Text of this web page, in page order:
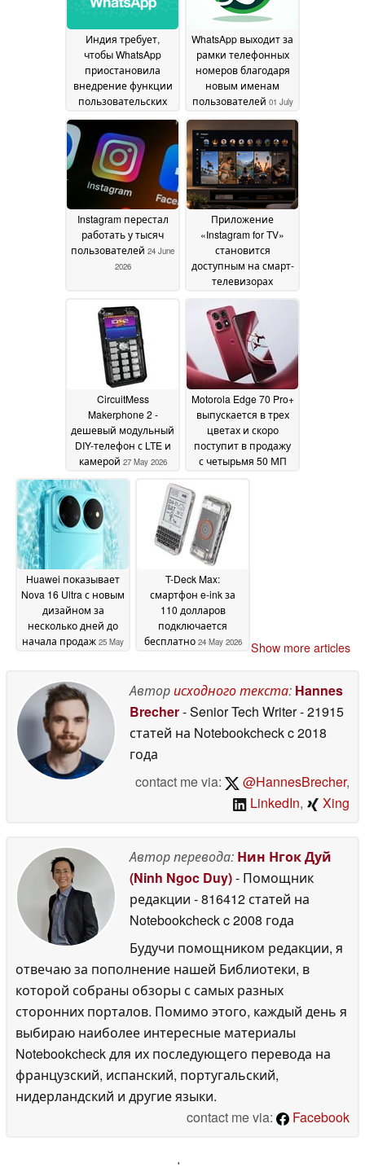
Индия требует,
чтобы WhatsApp
приостановила
внедрение функции
пользовательских
03 July 2026
WhatsApp выходит за
рамки телефонных
номеров благодаря
новым именам
пользователей 01 July
2026
Instagram перестал
работать у тысяч
пользователей 24 June
2026
Приложение
«Instagram for TV»
становится
доступным на смарт-
телевизорах
23
June 2026
CircuitMess
Makerphone 2 -
дешевый модульный
DIY-телефон с LTE и
камерой 27 May 2026
Motorola Edge 70 Pro+
выпускается в трех
цветах и скоро
поступит в продажу
с четырьмя 50 МП
Huawei показывает
Nova 16 Ultra с новым
дизайном за
несколько дней до
начала продаж 25 May
T-Deck Max:
смартфон e-ink за
110 долларов
подключается
бесплатно 24 May 2026 Show more articles
Авторисходного текста: Hannes
Brecher- Senior Tech Writer- 21915
статей на Notebookcheckc 2018
года
contact me via:
@HannesBrecher,
LinkedIn, Xing
Автор перевода: Нин Нгок Дуй
(Ninh Ngoc Duy)- Помощник
редакции - 816412 статей на
Notebookcheckc 2008 года
Будучи помощником редакции, я
отвечаю за пополнение нашей Библиотеки, в
которой собраны обзоры с самых разных
сторонних порталов. Помимо этого, каждый день я
выбираю наиболее интересные материалы
Notebookcheck для их последующего перевода на
французский, испанский, португальский,
нидерландский и другие языки.
contact me via:
Facebook
'